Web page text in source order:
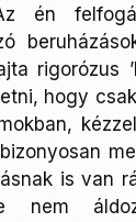
én
rigorózus
hogy
is van
nem